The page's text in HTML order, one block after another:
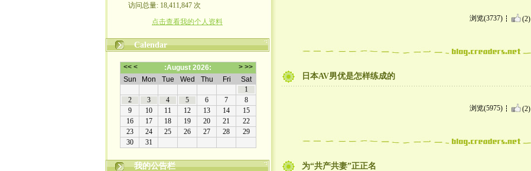
访问总量: 18,411,847 次
点击查看我的个人资料
Calendar
我的公告栏
浏览(3737) (2)
日本AV男优是怎样练成的
浏览(5975) (2)
为“共产共妻”正正名